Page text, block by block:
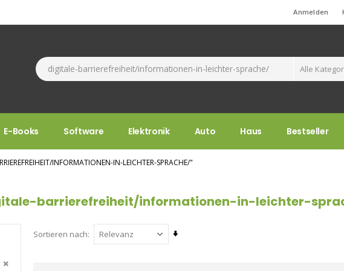
Anmelden
E-Books Software Elektronik Auto Haus Bestseller
INFORMATIONEN-IN-LEICHTER-SPRACHE/"
barrierefreiheit/informationen-in-leichter-
Sortieren nach
Aufsteigend
Diesen